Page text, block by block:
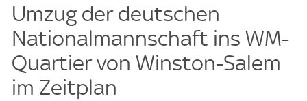
Umzug der deutschen
Nationalmannschaft ins WM-
Quartier von Winston-Salem
im Zeitplan